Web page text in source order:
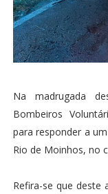
Na madrugada
Bombeiros
para responder a
Rio de Moinhos, no
Refira-se que deste